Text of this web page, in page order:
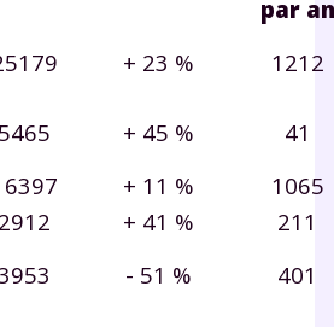
par an
+ 23 %
1212
5465 + 45 %
41
+ 11 %
1065
2912 + 41 %
211
- 51 %
401